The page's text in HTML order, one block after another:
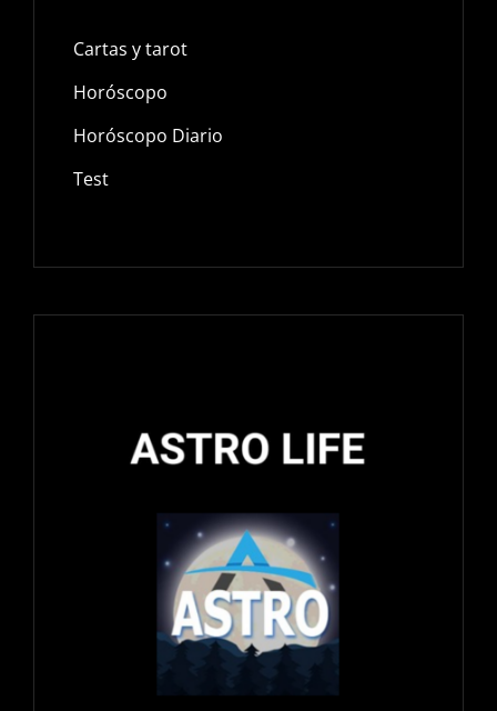
Cartas y tarot
Horóscopo
Horóscopo Diario
Test